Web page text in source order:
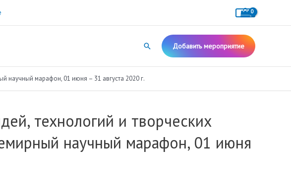
Поиск Добавить мероприятие
научный марафон, 01 июня – 31 августа 2020 г.
технологий и творческих
научный марафон, 01 июня